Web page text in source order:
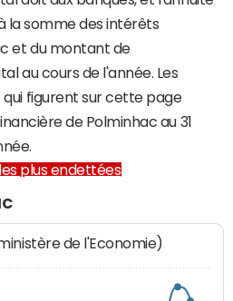
la somme des intérêts
et du montant de
au cours de l'année. Les
figurent sur cette page
de Polminhac au 31
plus endettées
de l'Economie)